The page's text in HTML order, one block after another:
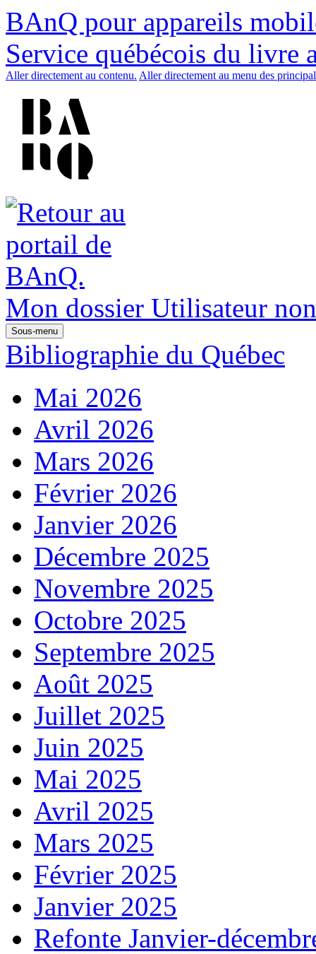
BAnQ pour appareils
Service québécois du livre
Aller directement au contenu. Aller directement au menu des
Mon dossier Utilisateur
Sous-menu
Bibliographie du Québec
Mai 2026
Avril 2026
Mars 2026
Février 2026
Janvier 2026
Décembre 2025
Novembre 2025
Octobre 2025
Septembre 2025
Août 2025
Juillet 2025
Juin 2025
Mai 2025
Avril 2025
Mars 2025
Février 2025
Janvier 2025
Refonte Janvier-